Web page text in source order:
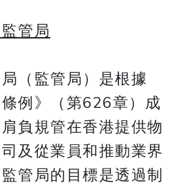
管局
（監管局）是根據
條例》（第626章）成
負規管在香港提供物
及從業員和推動業界
管局的目標是透過制